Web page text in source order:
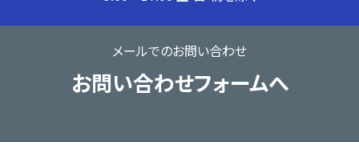
メールでのお問い合わせ
お問い合わせフォームへ